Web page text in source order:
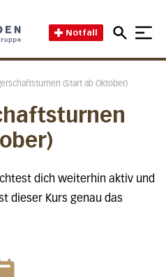
Notfall
(Start ab Oktober)
dich weiterhin aktiv und
dieser Kurs genau das